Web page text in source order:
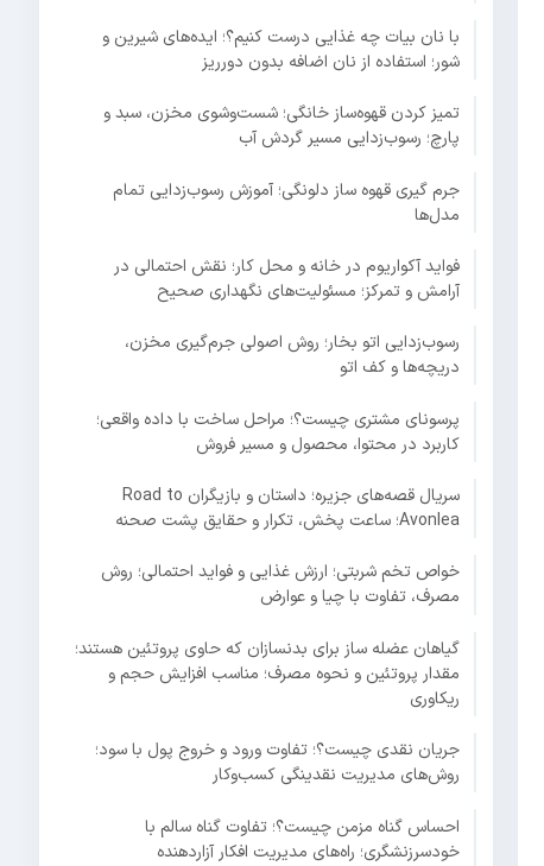
با نان بیات چه غذایی درست کنیم؟؛ ایده‌های شیرین و
شور؛ استفاده از نان اضافه بدون دورریز
تمیز کردن قهوه‌ساز خانگی؛ شست‌وشوی مخزن، سبد و
پارچ؛ رسوب‌زدایی مسیر گردش آب
جرم گیری قهوه ساز دلونگی؛ آموزش رسوب‌زدایی تمام
مدل‌ها
فواید آکواریوم در خانه و محل کار؛ نقش احتمالی در
آرامش و تمرکز؛ مسئولیت‌های نگهداری صحیح
رسوب‌زدایی اتو بخار؛ روش اصولی جرم‌گیری مخزن،
دریچه‌ها و کف اتو
پرسونای مشتری چیست؟؛ مراحل ساخت با داده واقعی؛
کاربرد در محتوا، محصول و مسیر فروش
سریال قصه‌های جزیره؛ داستان و بازیگران Road to
Avonlea؛ ساعت پخش، تکرار و حقایق پشت صحنه
خواص تخم شربتی؛ ارزش غذایی و فواید احتمالی؛ روش
مصرف، تفاوت با چیا و عوارض
گیاهان عضله ساز برای بدنسازان که حاوی پروتئین هستند؛
مقدار پروتئین و نحوه مصرف؛ مناسب افزایش حجم و
ریکاوری
جریان نقدی چیست؟؛ تفاوت ورود و خروج پول با سود؛
روش‌های مدیریت نقدینگی کسب‌وکار
احساس گناه مزمن چیست؟؛ تفاوت گناه سالم با
خودسرزنشگری؛ راه‌های مدیریت افکار آزاردهنده